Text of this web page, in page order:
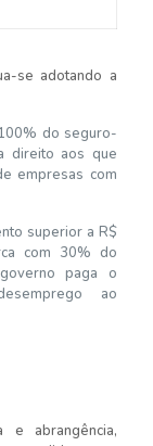
se adotando a
do seguro-
direito aos que
empresas com
superior a R$
com 30% do
paga o
ao
e abrangência,